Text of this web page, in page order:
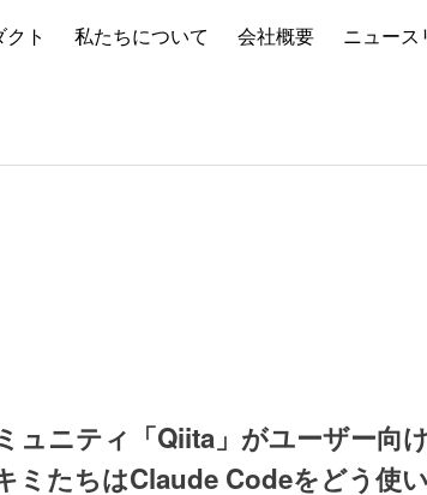
ト 私たちについて 会社概要 ニュース
ュニティ「Qiita」がユーザー向
ミたちはClaude Codeをどう使